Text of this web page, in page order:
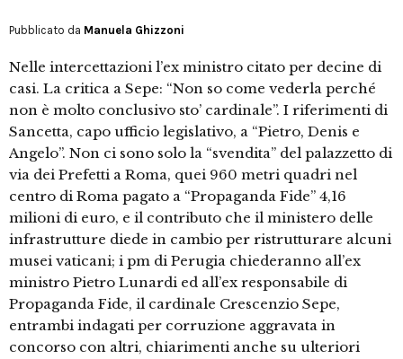
Pubblicato da Manuela Ghizzoni
Nelle intercettazioni l’ex ministro citato per decine di
casi. La critica a Sepe: “Non so come vederla perché
non è molto conclusivo sto’ cardinale”. I riferimenti di
Sancetta, capo ufficio legislativo, a “Pietro, Denis e
Angelo”. Non ci sono solo la “svendita” del palazzetto di
via dei Prefetti a Roma, quei 960 metri quadri nel
centro di Roma pagato a “Propaganda Fide” 4,16
milioni di euro, e il contributo che il ministero delle
infrastrutture diede in cambio per ristrutturare alcuni
musei vaticani; i pm di Perugia chiederanno all’ex
ministro Pietro Lunardi ed all’ex responsabile di
Propaganda Fide, il cardinale Crescenzio Sepe,
entrambi indagati per corruzione aggravata in
concorso con altri, chiarimenti anche su ulteriori